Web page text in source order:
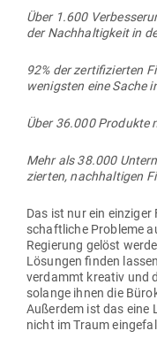
Über 1.600
der Nach­hal­tigkeit in
92% der zer­ti­fi­zierten
wenigsten eine Sache
Über 36.000 Pro­dukte
Mehr als 38.000
zierten, nach­hal­tigen
Das ist nur ein
schaft­liche Pro­bleme
Regierung gelöst
Lösungen finden
ver­dammt kreativ und
solange ihnen die
Außerdem ist das eine
nicht im Traum